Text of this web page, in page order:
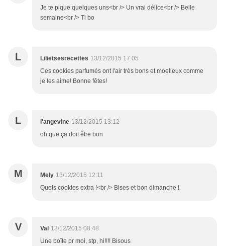
Je te pique quelques uns<br /> Un vrai délice<br /> Belle
semaine<br /> Ti bo
L Lilietsesrecettes 13/12/2015 17:05
Ces cookies parfumés ont l'air très bons et moelleux comme
je les aime! Bonne fêtes!
L l'angevine 13/12/2015 13:12
oh que ça doit être bon
M Mely 13/12/2015 12:11
Quels cookies extra !<br /> Bises et bon dimanche !
V Val 13/12/2015 08:48
Une boîte pr moi, stp, hi!!!! Bisous